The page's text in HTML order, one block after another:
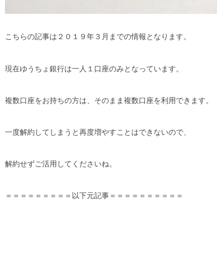
こちらの記事は２０１９年３月までの情報となります。
現在ゆうちょ銀行は一人１口座のみとなっています。
複数口座をお持ちの方は、そのまま複数口座を利用できます。
一度解約してしまうと再度増やすことはできないので、
解約せずご活用してくださいね。
＝＝＝＝＝＝＝＝＝以下元記事＝＝＝＝＝＝＝＝＝＝